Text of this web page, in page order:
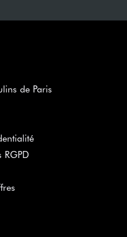
de Paris
RGPD